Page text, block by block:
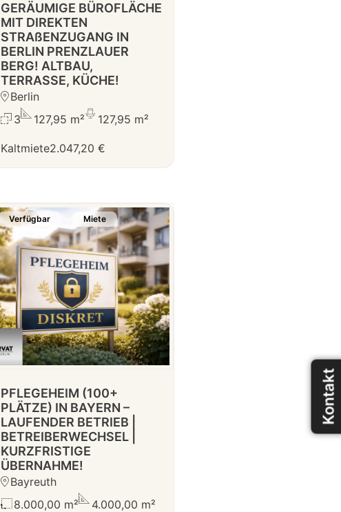
Kontakt
GERÄUMIGE BÜROFLÄCHE
MIT DIREKTEN
STRAßENZUGANG IN
BERLIN PRENZLAUER
BERG! ALTBAU,
TERRASSE, KÜCHE!
Berlin
3
127,95 m² 127,95 m²
Kaltmiete2.047,20 €
Verfügbar Miete
PFLEGEHEIM (100+
PLÄTZE) IN BAYERN –
LAUFENDER BETRIEB |
BETREIBERWECHSEL |
KURZFRISTIGE
ÜBERNAHME!
Bayreuth
8.000,00 m²
4.000,00 m²